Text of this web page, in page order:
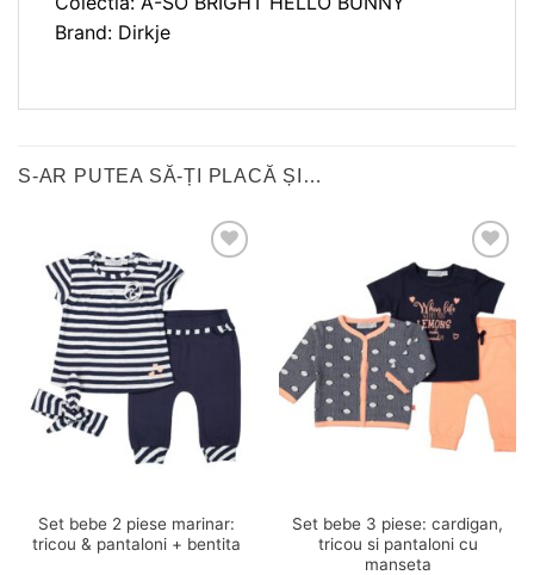
Brand: Dirkje
S-AR PUTEA SĂ-ȚI PLACĂ ȘI…
in
wishlist!
Set bebe 2 piese marinar:
tricou & pantaloni + bentita
❤
Adauga
in
wishlist!
Set bebe 3 piese: cardigan,
tricou si pantaloni cu
manseta